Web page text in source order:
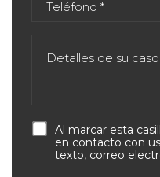
Al marcar esta
en contacto con
texto, correo